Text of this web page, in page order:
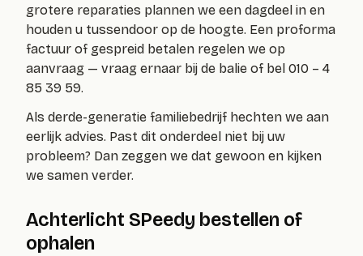
grotere reparaties plannen we een dagdeel in en
houden u tussendoor op de hoogte. Een proforma
factuur of gespreid betalen regelen we op
aanvraag — vraag ernaar bij de balie of bel 010 – 4
85 39 59.
Als derde-generatie familiebedrijf hechten we aan
eerlijk advies. Past dit onderdeel niet bij uw
probleem? Dan zeggen we dat gewoon en kijken
we samen verder.
Achterlicht SPeedy bestellen of
ophalen